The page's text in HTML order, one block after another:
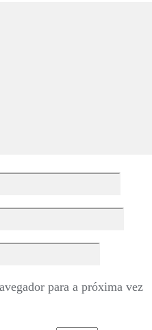
para a próxima vez